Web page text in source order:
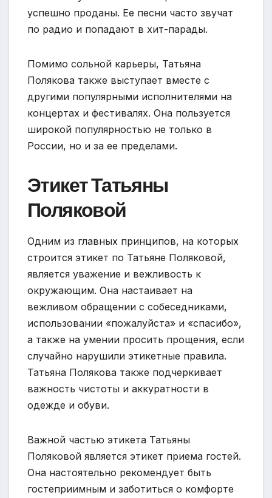
успешно проданы. Ее песни часто звучат
по радио и попадают в хит-парады.
Помимо сольной карьеры, Татьяна
Полякова также выступает вместе с
другими популярными исполнителями на
концертах и фестивалях. Она пользуется
широкой популярностью не только в
России, но и за ее пределами.
Этикет Татьяны
Поляковой
Одним из главных принципов, на которых
строится этикет по Татьяне Поляковой,
является уважение и вежливость к
окружающим. Она настаивает на
вежливом обращении с собеседниками,
использовании «пожалуйста» и «спасибо»,
а также на умении просить прощения, если
случайно нарушили этикетные правила.
Татьяна Полякова также подчеркивает
важность чистоты и аккуратности в
одежде и обуви.
Важной частью этикета Татьяны
Поляковой является этикет приема гостей.
Она настоятельно рекомендует быть
гостеприимным и заботиться о комфорте